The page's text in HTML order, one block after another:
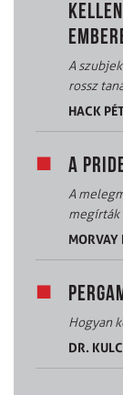
A
rossz
HACK
A
A
megírták
MORVAY
Hogyan
DR.